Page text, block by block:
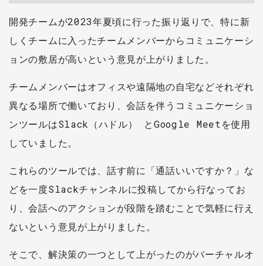
開発チームが2023年夏頃に行った振り返りで、特に新
しくチームに入ったチームメンバーからコミュニケーシ
ョンの敷居が高いという意見が上がりました。
チームメンバーはオフィスや遠隔地の自宅などそれぞれ
異なる場所で働いており、会話を伴うコミュニケーショ
ンツールはSlack（ハドル） とGoogle Meetを使用
していました。
これらのツールでは、話す前に「通話いいですか？」な
どを一度Slackチャンネルに投稿してから行なってお
り、会話へのアクションが段階を踏むことで気軽に行え
ないという意見が上がりました。
そこで、解決策の一つとして上がったのがバーチャルオ